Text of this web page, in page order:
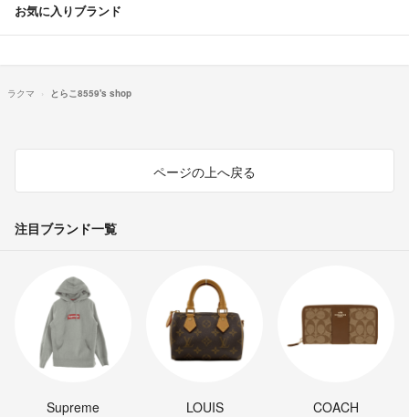
お気に入りブランド
ラクマ とらこ8559's shop
ページの上へ戻る
注目ブランド一覧
Supreme
LOUIS
COACH